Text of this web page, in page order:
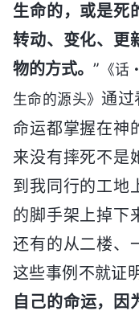
生命的，或是死
转动、变化、更
物的方式。” 《
生命的源头》通过
命运都掌握在神
来没有摔死不是
到我同行的工地
的脚手架上掉下
还有的从二楼、
这些事例不就证
自己的命运，